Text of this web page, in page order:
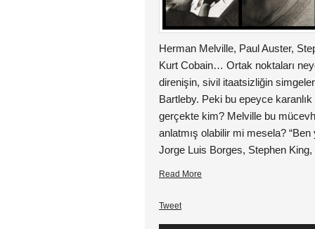
Herman Melville, Paul Auster,
Kurt Cobain… Ortak noktaları
direnişin, sivil itaatsizliğin
Bartleby. Peki bu epeyce
gerçekte kim? Melville bu
anlatmış olabilir mi mesela? “Ben
Jorge Luis Borges, Stephen
Read More
Tweet